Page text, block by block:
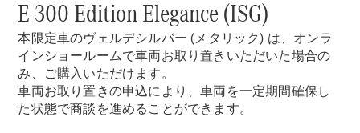
E 300 Edition Elegance (ISG)
本限定車のヴェルデシルバー (メタリック) は、オンラ
インショールームで車両お取り置きいただいた場合の
み、ご購入いただけます。
車両お取り置きの申込により、車両を一定期間確保し
た状態で商談を進めることができます。